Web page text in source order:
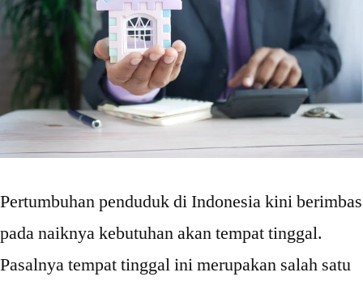
Pertumbuhan penduduk di Indonesia kini berimbas
pada naiknya kebutuhan akan tempat tinggal.
Pasalnya tempat tinggal ini merupakan salah satu